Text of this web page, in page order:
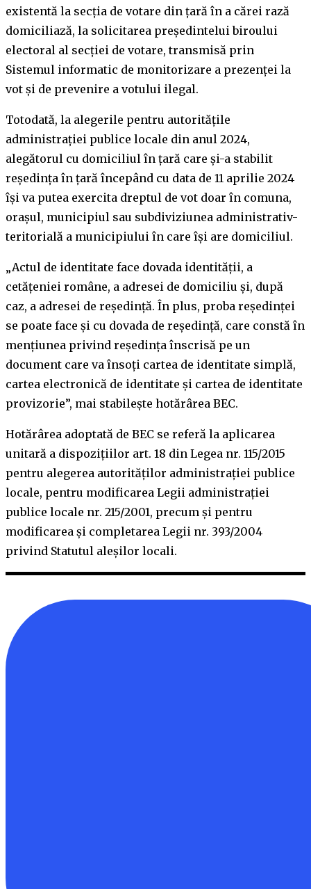
existentă la secţia de votare din ţară în a cărei rază
domiciliază, la solicitarea preşedintelui biroului
electoral al secţiei de votare, transmisă prin
Sistemul informatic de monitorizare a prezenţei la
vot şi de prevenire a votului ilegal.
Totodată, la alegerile pentru autorităţile
administraţiei publice locale din anul 2024,
alegătorul cu domiciliul în ţară care şi-a stabilit
reşedinţa în ţară începând cu data de 11 aprilie 2024
îşi va putea exercita dreptul de vot doar în comuna,
oraşul, municipiul sau subdiviziunea administrativ-
teritorială a municipiului în care îşi are domiciliul.
„Actul de identitate face dovada identităţii, a
cetăţeniei române, a adresei de domiciliu şi, după
caz, a adresei de reşedinţă. În plus, proba reşedinţei
se poate face şi cu dovada de reşedinţă, care constă în
menţiunea privind reşedinţa înscrisă pe un
document care va însoţi cartea de identitate simplă,
cartea electronică de identitate şi cartea de identitate
provizorie”, mai stabileşte hotărârea BEC.
Hotărârea adoptată de BEC se referă la aplicarea
unitară a dispoziţiilor art. 18 din Legea nr. 115/2015
pentru alegerea autorităţilor administraţiei publice
locale, pentru modificarea Legii administraţiei
publice locale nr. 215/2001, precum şi pentru
modificarea şi completarea Legii nr. 393/2004
privind Statutul aleşilor locali.